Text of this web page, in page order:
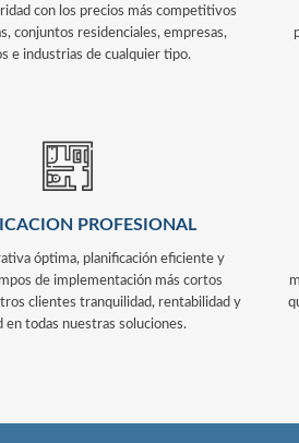
con los precios más competitivos
conjuntos residenciales, empresas,
e industrias de cualquier tipo.
PROFESIONAL
óptima, planificación eficiente y
de implementación más cortos
clientes tranquilidad, rentabilidad y
en todas nuestras soluciones.